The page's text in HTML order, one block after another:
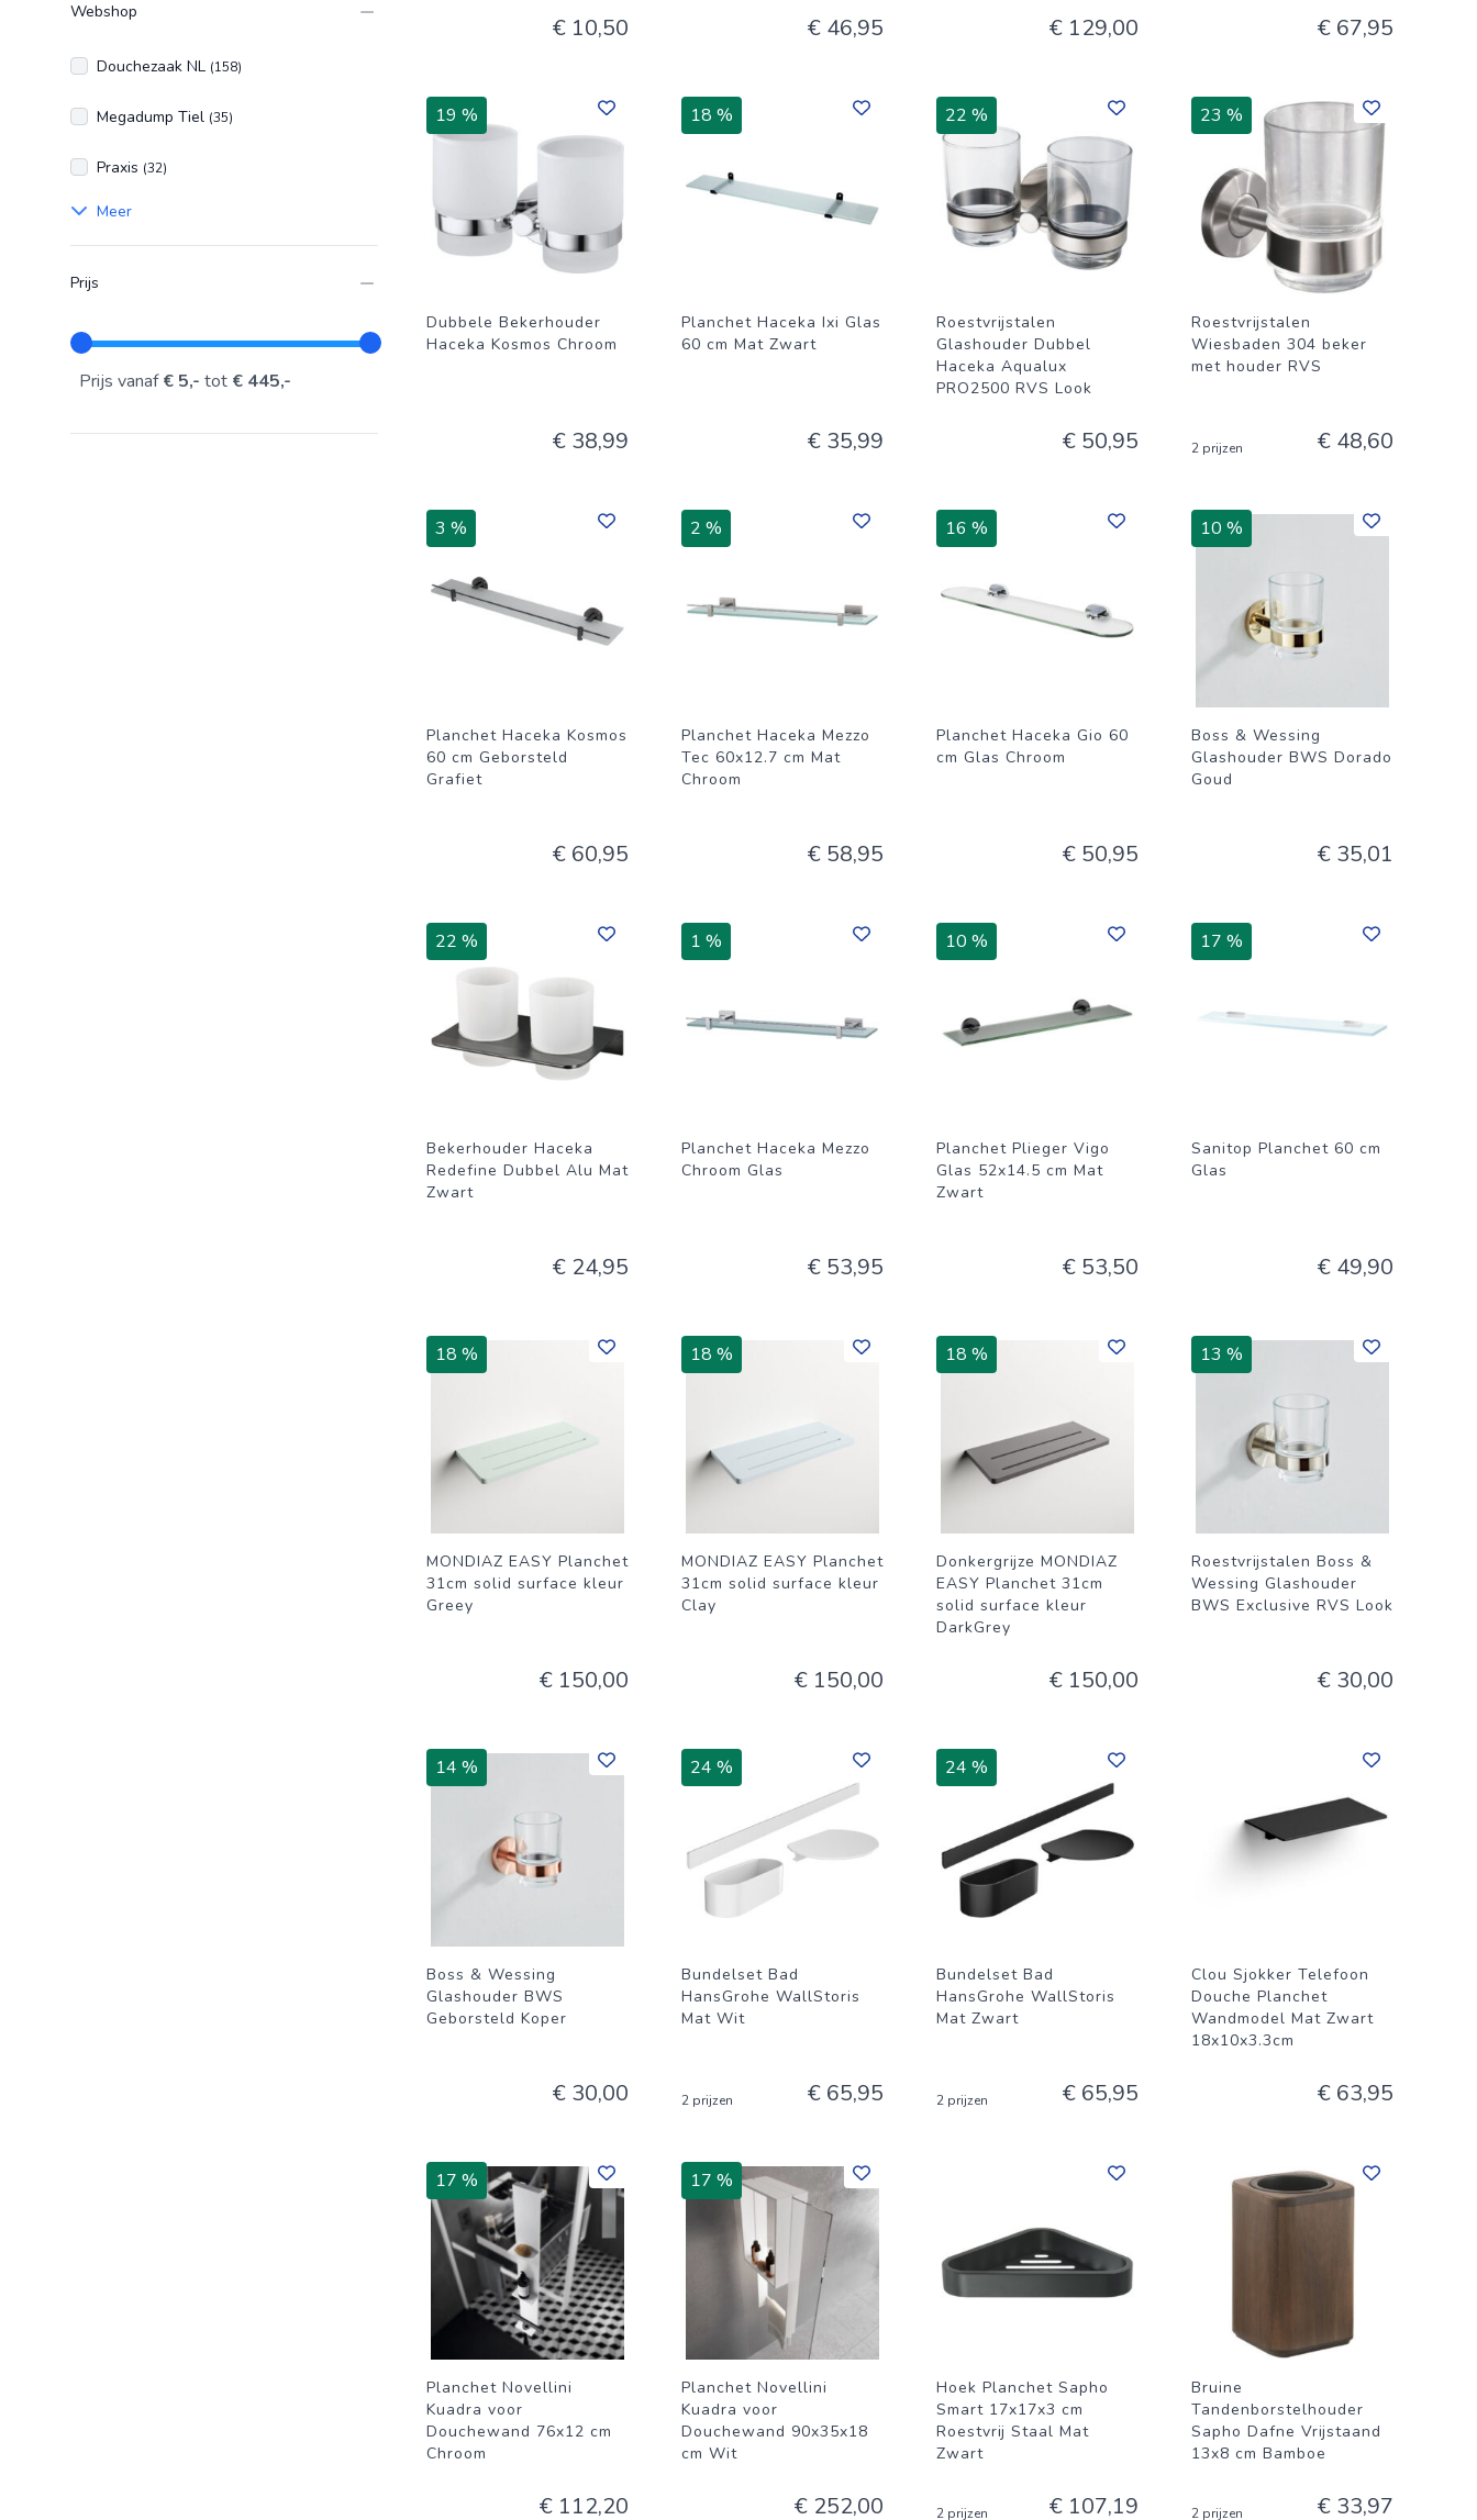
Webshop
Douchezaak NL (158)
Megadump Tiel (35)
Praxis (32)
Meer
Prijs
Prijs vanaf€ 5,- tot € 445,-
€ 10,50 € 46,95 € 129,00 € 67,95
19 %
Dubbele Bekerhouder
Haceka Kosmos Chroom
€ 38,99
18 %
Planchet Haceka Ixi Glas
60 cm Mat Zwart
€ 35,99
22 %
Roestvrijstalen
Glashouder Dubbel
Haceka Aqualux
PRO2500 RVS Look
€ 50,95
23 %
Roestvrijstalen
Wiesbaden 304 beker
met houder RVS
2 prijzen € 48,60
3 %
Planchet Haceka Kosmos
60 cm Geborsteld
Grafiet
€ 60,95
2 %
Planchet Haceka Mezzo
Tec 60x12.7 cm Mat
Chroom
€ 58,95
16 %
Planchet Haceka Gio 60
cm Glas Chroom
€ 50,95
10 %
Boss & Wessing
Glashouder BWS Dorado
Goud
€ 35,01
22 %
Bekerhouder Haceka
Redefine Dubbel Alu Mat
Zwart
€ 24,95
1 %
Planchet Haceka Mezzo
Chroom Glas
€ 53,95
10 %
Planchet Plieger Vigo
Glas 52x14.5 cm Mat
Zwart
€ 53,50
17 %
Sanitop Planchet 60 cm
Glas
€ 49,90
18 %
MONDIAZ EASY Planchet
31cm solid surface kleur
Greey
€ 150,00
18 %
MONDIAZ EASY Planchet
31cm solid surface kleur
Clay
€ 150,00
18 %
Donkergrijze MONDIAZ
EASY Planchet 31cm
solid surface kleur
DarkGrey
€ 150,00
13 %
Roestvrijstalen Boss &
Wessing Glashouder
BWS Exclusive RVS Look
€ 30,00
14 %
Boss & Wessing
Glashouder BWS
Geborsteld Koper
€ 30,00
24 %
Bundelset Bad
HansGrohe WallStoris
Mat Wit
2 prijzen € 65,95
24 %
Bundelset Bad
HansGrohe WallStoris
Mat Zwart
2 prijzen € 65,95
Clou Sjokker Telefoon
Douche Planchet
Wandmodel Mat Zwart
18x10x3.3cm
€ 63,95
17 %
Planchet Novellini
Kuadra voor
Douchewand 76x12 cm
Chroom
€ 112,20
17 %
Planchet Novellini
Kuadra voor
Douchewand 90x35x18
cm Wit
€ 252,00
Hoek Planchet Sapho
Smart 17x17x3 cm
Roestvrij Staal Mat
Zwart
2 prijzen € 107,19
Bruine
Tandenborstelhouder
Sapho Dafne Vrijstaand
13x8 cm Bamboe
2 prijzen € 33,97